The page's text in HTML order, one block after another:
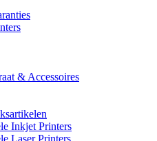
& Accessoires
Inkjet Printers
Laser Printers